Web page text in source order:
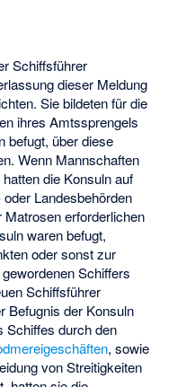
Schiffsführer
dieser Meldung
Sie bildeten für die
ihres Amtssprengels
befugt, über diese
Wenn Mannschaften
die Konsuln auf
Landesbehörden
Matrosen erforderlichen
waren befugt,
oder sonst zur
Schiffers
Schiffsführer
Befugnis der Konsuln
Schiffes durch den
, sowie
von Streitigkeiten